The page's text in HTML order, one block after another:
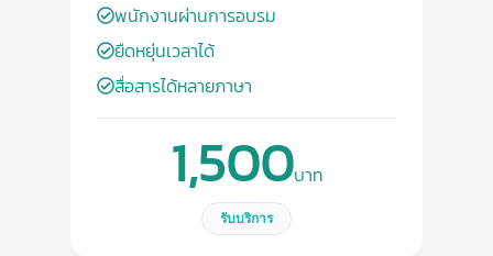
พนักงานผ่านการอบรม
ยืดหยุ่นเวลาได้
สื่อสารได้หลายภาษา
1,500บาท
รับบริการ